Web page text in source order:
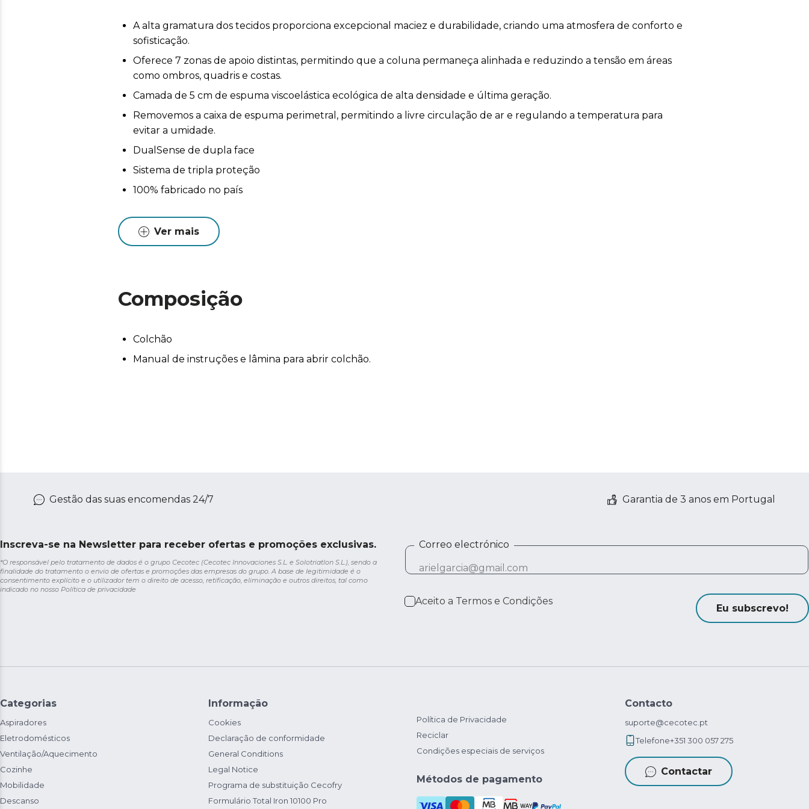
A alta gramatura dos tecidos proporciona excepcional maciez e durabilidade, criando uma atmosfera de conforto e
sofisticação.
Oferece 7 zonas de apoio distintas, permitindo que a coluna permaneça alinhada e reduzindo a tensão em áreas
como ombros, quadris e costas.
Camada de 5 cm de espuma viscoelástica ecológica de alta densidade e última geração.
Removemos a caixa de espuma perimetral, permitindo a livre circulação de ar e regulando a temperatura para
evitar a umidade.
DualSense de dupla face
Sistema de tripla proteção
100% fabricado no país
Ver mais
Composição
Colchão
Manual de instruções e lâmina para abrir colchão.
Gestão das suas encomendas 24/7 Garantia de 3 anos em Portugal
Inscreva-se na Newsletter para receber ofertas e promoções exclusivas.
*O responsável pelo tratamento de dados é o grupo Cecotec (Cecotec Innovaciones S.L. e Solotriatlon S.L.), sendo a
finalidade do tratamento o envio de ofertas e promoções das empresas do grupo. A base de legitimidade é o
consentimento explícito e o utilizador tem o direito de acesso, retificação, eliminação e outros direitos, tal como
indicado no nosso Política de privacidade
Correo electrónico
Aceito a Termos e Condições
Eu subscrevo!
Categorias
Aspiradores
Eletrodomésticos
Ventilação/Aquecimento
Cozinhe
Mobilidade
Descanso
Informação
Cookies
Declaração de conformidade
General Conditions
Legal Notice
Programa de substituição Cecofry
Formulário Total Iron 10100 Pro
Política de Privacidade
Reciclar
Condições especiais de serviços
Métodos de pagamento
Contacto
suporte@cecotec.pt
Telefone+351 300 057 275
Contactar